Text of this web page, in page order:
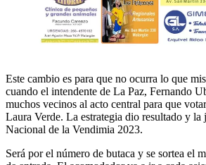
Este cambio es para que no ocurra lo que
cuando el intendente de La Paz, Fernando
muchos vecinos al acto central para que
Laura Verde. La estrategia dio resultado y la
Nacional de la Vendimia 2023.
Será por el número de butaca y se sortea el